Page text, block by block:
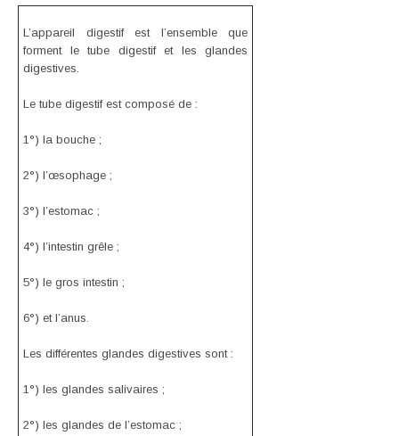
L’appareil digestif est l’ensemble que
forment le tube digestif et les glandes
digestives.
Le tube digestif est composé de :
1°) la bouche ;
2°) l’œsophage ;
3°) l’estomac ;
4°) l’intestin grêle ;
5°) le gros intestin ;
6°) et l’anus.
Les différentes glandes digestives sont :
1°) les glandes salivaires ;
2°) les glandes de l’estomac ;